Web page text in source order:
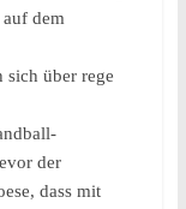
dem
sich über rege
der
dass mit